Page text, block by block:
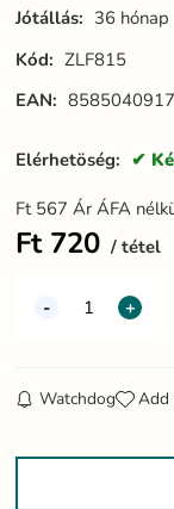
Jótállás: 36 hónap
Kód: ZLF815
EAN:
Elérhetöség:
Ft 567 Ár ÁFA
Ft 720 tétel
Watchdog